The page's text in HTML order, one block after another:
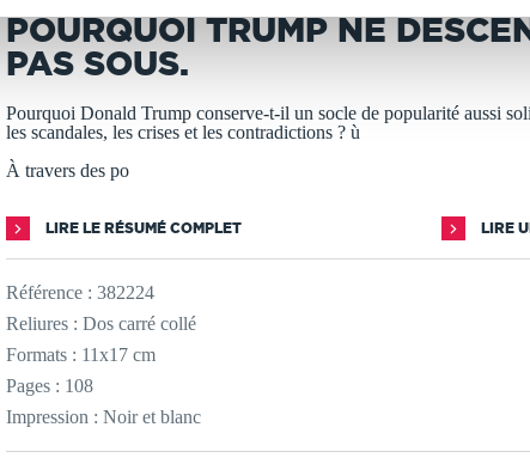
POURQUOI TRUMP NE
PAS SOUS.
Pourquoi Donald Trump conserve-t-il un socle de popularité aussi
les scandales, les crises et les contradictions ? ù
À travers des po
LIRE LE RÉSUMÉ COMPLET LIRE
Référence : 382224
Reliures : Dos carré collé
Formats : 11x17 cm
Pages : 108
Impression : Noir et blanc